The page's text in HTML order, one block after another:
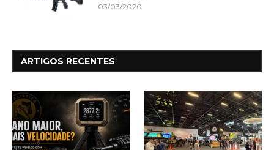
03/03/2020
ARTIGOS RECENTES